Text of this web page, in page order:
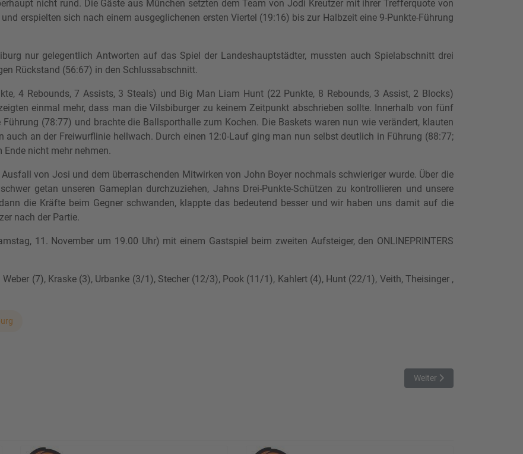
nicht rund. Die Gäste aus München setzten dem Team von Jodi Kreutzer mit ihrer Trefferquote von
erspielten sich nach einem ausgeglichenen ersten Viertel (19:16) bis zur Halbzeit eine 9-Punkte-Führung
nur gelegentlich Antworten auf das Spiel der Landeshauptstädter, mussten auch Spielabschnitt drei
Rückstand (56:67) in den Schlussabschnitt.
4 Rebounds, 7 Assists, 3 Steals) und Big Man Liam Hunt (22 Punkte, 8 Rebounds, 3 Assist, 2 Blocks)
einmal mehr, dass man die Vilsbiburger zu keinem Zeitpunkt abschrieben sollte. Innerhalb von fünf
(78:77) und brachte die Ballsporthalle zum Kochen. Die Baskets waren nun wie verändert, klauten
auch an der Freiwurflinie hellwach. Durch einen 12:0-Lauf ging man nun selbst deutlich in Führung (88:77;
nicht mehr nehmen.
von Josi und dem überraschenden Mitwirken von John Boyer nochmals schwieriger wurde. Über die
getan unseren Gameplan durchzuziehen, Jahns Drei-Punkte-Schützen zu kontrollieren und unsere
die Kräfte beim Gegner schwanden, klappte das bedeutend besser und wir haben uns damit auf die
nach der Partie.
11. November um 19.00 Uhr) mit einem Gastspiel beim zweiten Aufsteiger, den ONLINEPRINTERS
(7), Kraske (3), Urbanke (3/1), Stecher (12/3), Pook (11/1), Kahlert (4), Hunt (22/1), Veith, Theisinger ,
Nächster Beitrag:
Weiter